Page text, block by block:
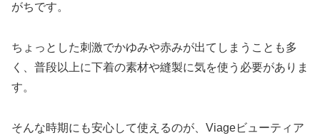
がちです。
ちょっとした刺激でかゆみや赤みが出てしまうことも多
く、普段以上に下着の素材や縫製に気を使う必要がありま
す。
そんな時期にも安心して使えるのが、Viageビューティア